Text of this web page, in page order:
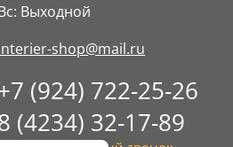
Выходной
shop@mail.ru
(924) 722-25-26
(4234) 32-17-89